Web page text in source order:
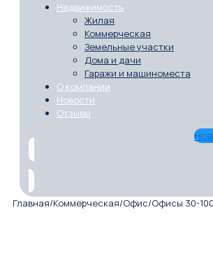
Недвижимость
Жилая
Коммерческая
Земельные участки
Дома и дачи
Гаражи и машиноместа
О компании
Новости
Отзывы
Главная/Коммерческая/Офис/Офисы 30-